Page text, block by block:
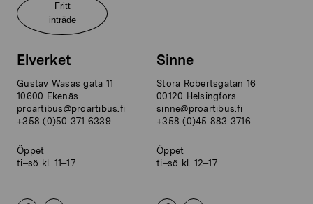
Fritt
inträde
Elverket
Gustav Wasas gata 11
10600 Ekenäs
proartibus@proartibus.fi
+358 (0)50 371 6339
Öppet
ti–sö kl. 11–17
Sinne
Stora Robertsgatan 16
00120 Helsingfors
sinne@proartibus.fi
+358 (0)45 883 3716
Öppet
ti–sö kl. 12–17